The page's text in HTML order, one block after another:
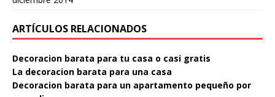
ARTÍCULOS RELACIONADOS
Decoracion barata para tu casa o casi gratis
La decoracion barata para una casa
Decoracion barata para un apartamento pequeño por